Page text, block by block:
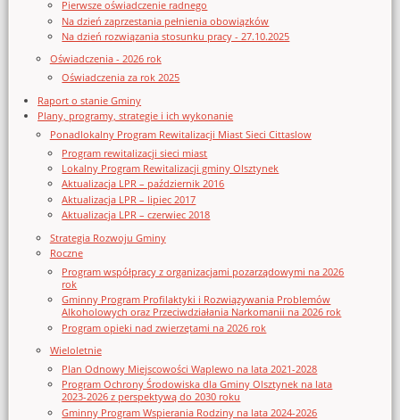
Pierwsze oświadczenie radnego
Na dzień zaprzestania pełnienia obowiązków
Na dzień rozwiązania stosunku pracy - 27.10.2025
Oświadczenia - 2026 rok
Oświadczenia za rok 2025
Raport o stanie Gminy
Plany, programy, strategie i ich wykonanie
Ponadlokalny Program Rewitalizacji Miast Sieci Cittaslow
Program rewitalizacji sieci miast
Lokalny Program Rewitalizacji gminy Olsztynek
Aktualizacja LPR – październik 2016
Aktualizacja LPR – lipiec 2017
Aktualizacja LPR – czerwiec 2018
Strategia Rozwoju Gminy
Roczne
Program współpracy z organizacjami pozarządowymi na 2026
rok
Gminny Program Profilaktyki i Rozwiązywania Problemów
Alkoholowych oraz Przeciwdziałania Narkomanii na 2026 rok
Program opieki nad zwierzętami na 2026 rok
Wieloletnie
Plan Odnowy Miejscowości Waplewo na lata 2021-2028
Program Ochrony Środowiska dla Gminy Olsztynek na lata
2023-2026 z perspektywą do 2030 roku
Gminny Program Wspierania Rodziny na lata 2024-2026